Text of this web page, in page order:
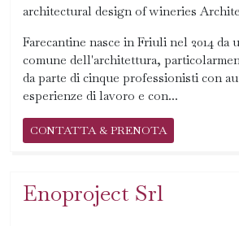
architectural design of wineries
Farecantine nasce in Friuli nel 2014 da
comune dell'architettura,
da parte di cinque professionisti con
esperienze di lavoro e con...
CONTATTA & PRENOTA
Enoproject Srl